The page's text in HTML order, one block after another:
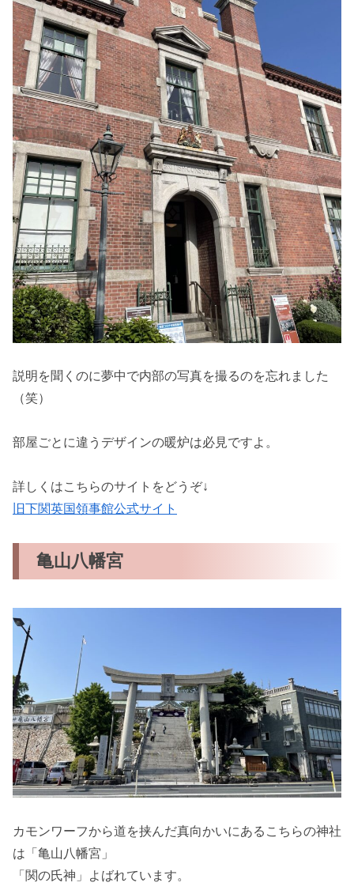
説明を聞くのに夢中で内部の写真を撮るのを忘れました
（笑）
部屋ごとに違うデザインの暖炉は必見ですよ。
詳しくはこちらのサイトをどうぞ↓
旧下関英国領事館公式サイト
亀山八幡宮
カモンワーフから道を挟んだ真向かいにあるこちらの神社
は「亀山八幡宮」
「関の氏神」よばれています。